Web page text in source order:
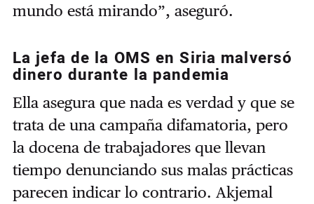
mundo está mirando”, aseguró.
La jefa de la OMS en Siria malversó
dinero durante la pandemia
Ella asegura que nada es verdad y que se
trata de una campaña difamatoria, pero
la docena de trabajadores que llevan
tiempo denunciando sus malas prácticas
parecen indicar lo contrario. Akjemal